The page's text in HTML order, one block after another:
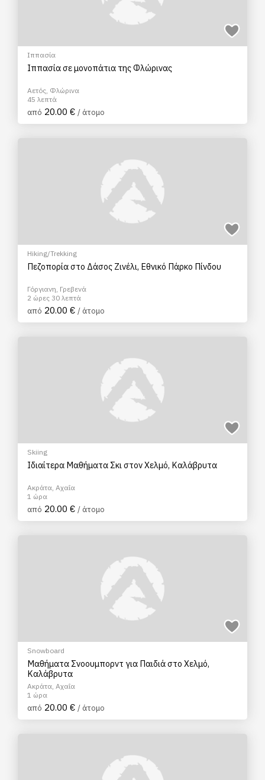
Ιππασία
Ιππασία σε μονοπάτια της Φλώρινας
Αετός, Φλώρινα
45 λεπτά
από 20.00 € / άτομο
Hiking/Trekking
Πεζοπορία στο Δάσος Ζινέλι, Εθνικό Πάρκο Πίνδου
Γόργιανη, Γρεβενά
2 ώρες 30 λεπτά
από 20.00 € / άτομο
Skiing
Ιδιαίτερα Μαθήματα Σκι στον Χελμό, Καλάβρυτα
Ακράτα, Αχαΐα
1 ώρα
από 20.00 € / άτομο
Snowboard
Μαθήματα Σνοουμπορντ για Παιδιά στο Χελμό,
Καλάβρυτα
Ακράτα, Αχαΐα
1 ώρα
από 20.00 € / άτομο